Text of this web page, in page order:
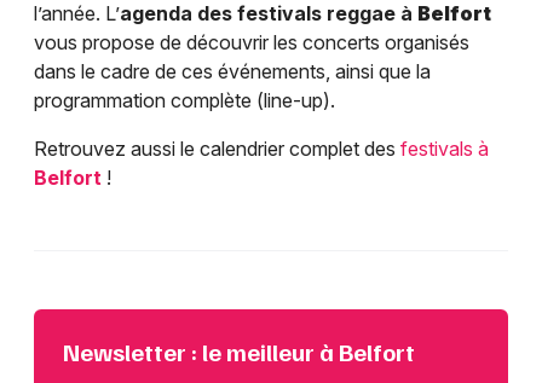
l’année. L’agenda des festivals reggae à Belfort
vous propose de découvrir les concerts organisés
dans le cadre de ces événements, ainsi que la
programmation complète (line-up).
Retrouvez aussi le calendrier complet des festivals à
Belfort !
Newsletter : le meilleur à Belfort